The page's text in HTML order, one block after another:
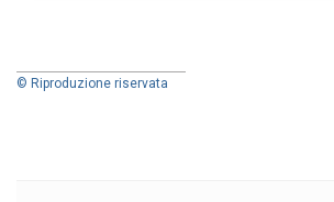
© Riproduzione riservata